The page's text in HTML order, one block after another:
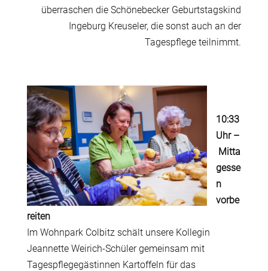
überraschen die Schönebecker Geburtstagskind
Ingeburg Kreuseler, die sonst auch an der
Tagespflege teilnimmt.
10:33
Uhr–
Mitta
gesse
n
vorbe
reiten
Im Wohnpark Colbitz schält unsere Kollegin
Jeannette Weirich-Schüler gemeinsam mit
Tagespflegegästinnen Kartoffeln für das